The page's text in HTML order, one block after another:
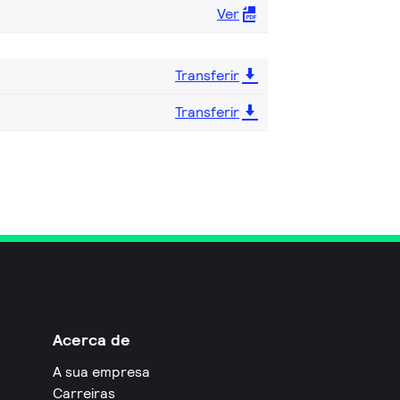
Ver
Transferir
Transferir
Acerca de
A sua empresa
Carreiras